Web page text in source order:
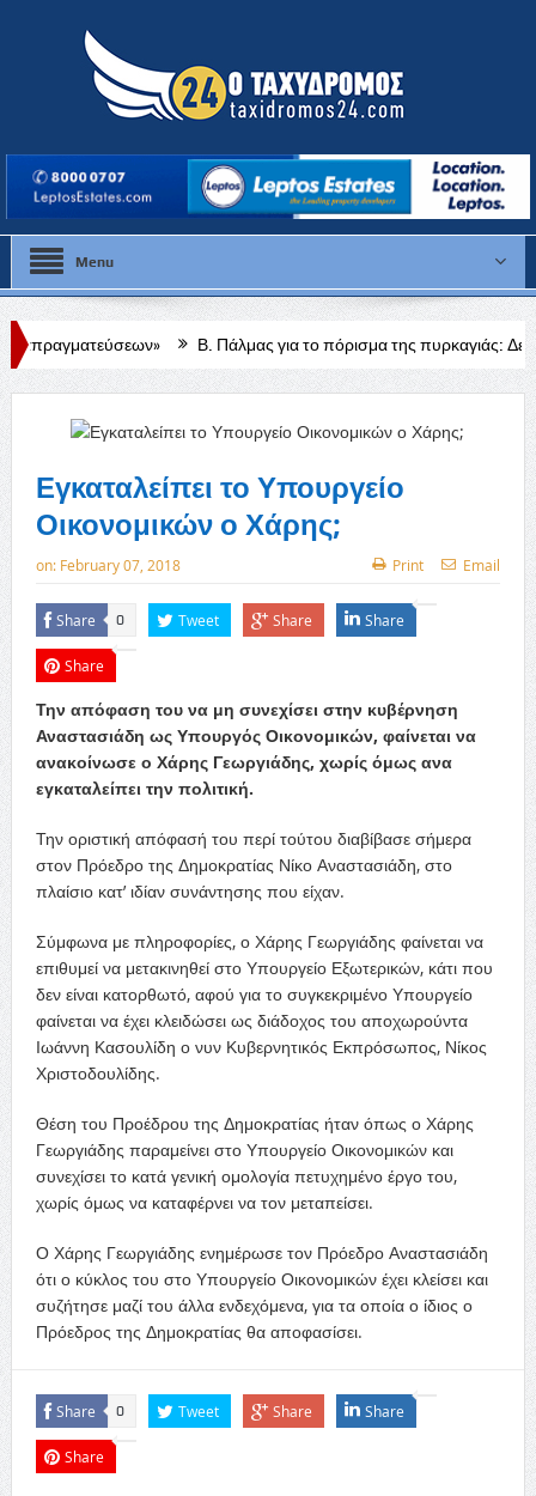
Menu
Β. Πάλμας για το πόρισμα της πυρκαγιάς: Δεν μπορώ να πω
Εγκαταλείπει το Υπουργείο
Οικονομικών ο Χάρης;
on: February 07, 2018 Print Email
Share 0 Tweet Share Share
Share
Την απόφαση του να μη συνεχίσει στην κυβέρνηση
Αναστασιάδη ως Υπουργός Οικονομικών, φαίνεται να
ανακοίνωσε ο Χάρης Γεωργιάδης, χωρίς όμως ανα
εγκαταλείπει την πολιτική.
Την οριστική απόφασή του περί τούτου διαβίβασε σήμερα
στον Πρόεδρο της Δημοκρατίας Νίκο Αναστασιάδη, στο
πλαίσιο κατ’ ιδίαν συνάντησης που είχαν.
Σύμφωνα με πληροφορίες, ο Χάρης Γεωργιάδης φαίνεται να
επιθυμεί να μετακινηθεί στο Υπουργείο Εξωτερικών, κάτι που
δεν είναι κατορθωτό, αφού για το συγκεκριμένο Υπουργείο
φαίνεται να έχει κλειδώσει ως διάδοχος του αποχωρούντα
Ιωάννη Κασουλίδη ο νυν Κυβερνητικός Εκπρόσωπος, Νίκος
Χριστοδουλίδης.
Θέση του Προέδρου της Δημοκρατίας ήταν όπως ο Χάρης
Γεωργιάδης παραμείνει στο Υπουργείο Οικονομικών και
συνεχίσει το κατά γενική ομολογία πετυχημένο έργο του,
χωρίς όμως να καταφέρνει να τον μεταπείσει.
Ο Χάρης Γεωργιάδης ενημέρωσε τον Πρόεδρο Αναστασιάδη
ότι ο κύκλος του στο Υπουργείο Οικονομικών έχει κλείσει και
συζήτησε μαζί του άλλα ενδεχόμενα, για τα οποία ο ίδιος ο
Πρόεδρος της Δημοκρατίας θα αποφασίσει.
Share 0 Tweet Share Share
Share